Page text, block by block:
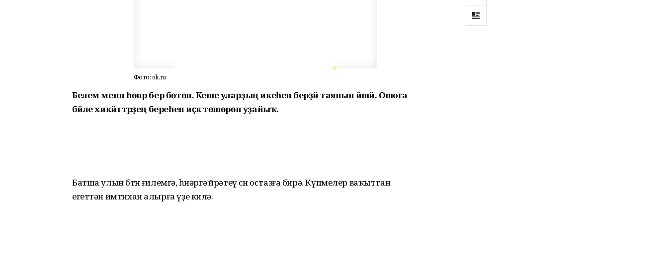
Фото: ok.ru
Белем менән һөнәр бер бөтөн. Кеше уларҙың икеһенә берҙәй таянып йәшәй. Ошоға
бәйле хикәйәттәрҙең береһен иҫкә төшөрөп уҙайыҡ.
Батша улын бөтөн ғилемгә, һөнәргә өйрәтеү өсөн остазға бирә. Күпмелер ваҡыттан
егеттән имтихан алырға үҙе килә.